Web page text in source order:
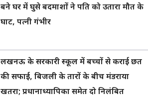
बने घर में घुसे बदमाशों ने पति को उतारा मौत के
घाट, पत्नी गंभीर
लखनऊ के सरकारी स्कूल में बच्चों से कराई छत
की सफाई, बिजली के तारों के बीच मंडराया
खतरा; प्रधानाध्यापिका समेत दो निलंबित